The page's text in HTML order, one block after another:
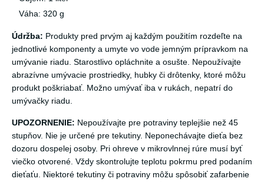
Váha: 320 g
Údržba: Produkty pred prvým aj každým použitím rozdeľte na
jednotlivé komponenty a umyte vo vode jemným prípravkom na
umývanie riadu. Starostlivo opláchnite a osušte. Nepoužívajte
abrazívne umývacie prostriedky, hubky či drôtenky, ktoré môžu
produkt poškriabať. Možno umývať iba v rukách, nepatrí do
umývačky riadu.
UPOZORNENIE: Nepoužívajte pre potraviny teplejšie než 45
stupňov. Nie je určené pre tekutiny. Neponechávajte dieťa bez
dozoru dospelej osoby. Pri ohreve v mikrovlnnej rúre musí byť
viečko otvorené. Vždy skontrolujte teplotu pokrmu pred podaním
dieťaťu. Niektoré tekutiny či potraviny môžu spôsobiť zafarbenie